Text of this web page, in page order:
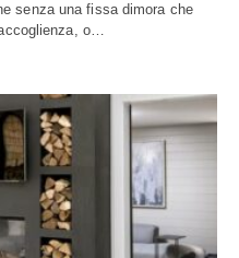
senza una fissa dimora che
o…